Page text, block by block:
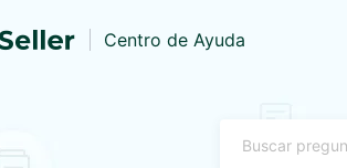
Centro de Ayuda